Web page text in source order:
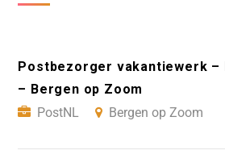
Postbezorger vakantiewerk –
– Bergen op Zoom
PostNL
Bergen op Zoom